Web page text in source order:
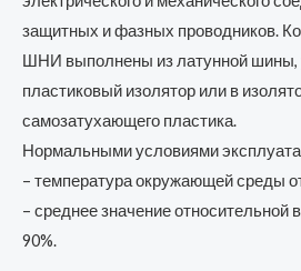
защитных и фазных проводников.
ШНИ выполнены из латунной шины,
пластиковый изолятор или в
самозатухающего пластика.
Нормальными условиями
– температура окружающей среды
– среднее значение относительной
90%.